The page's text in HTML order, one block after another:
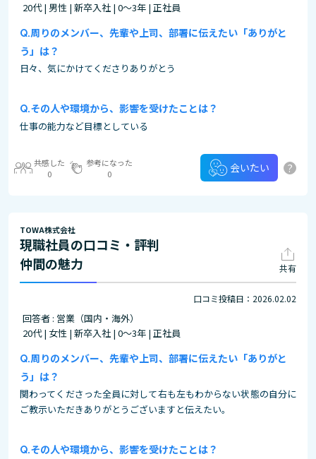
20代 | 男性 | 新卒入社 | 0～3年 | 正社員
周りのメンバー、先輩や上司、部署に伝えたい「ありがと
う」は？
日々、気にかけてくださりありがとう
その⼈や環境から、影響を受けたことは？
仕事の能力など目標としている
共感した
0
参考になった
0
会いたい ?
TOWA株式会社
現職社員の口コミ・評判
仲間の魅力
共有
口コミ投稿日：2026.02.02
回答者 : 営業（国内・海外）
20代 | 女性 | 新卒入社 | 0～3年 | 正社員
周りのメンバー、先輩や上司、部署に伝えたい「ありがと
う」は？
関わってくださった全員に対して右も左もわからない状態の自分に
ご教示いただきありがとうございますと伝えたい。
その⼈や環境から、影響を受けたことは？